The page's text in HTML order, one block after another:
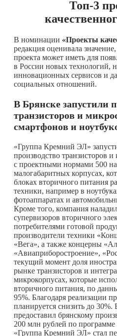
Топ-3
В номинации «Проекты
редакция оценивала
проекта может иметь для
в России новых технологий,
инновационных сервисов и
социальных отношений.
В Брянске запустили
транзисторов и
смартфонов и
«Группа Кремний ЭЛ»
производство транзисторов
с проектными нормами 500
малогабаритных корпусах,
блоках вторичного питания
техники, например в
фотоаппаратах и
Кроме того, компания
супервизоров вторичного
потребителями готовой
производители техники
«Вега», а также концерны
«Авиаприборостроение»,
текущий момент доля
рынке транзисторов и
микрокорпусах, которые
вторичного питания, по
95%. Благодаря реализации
планируется снизить до
предоставил брянскому
200 млн рублей по
«Группа Кремний ЭЛ» стал